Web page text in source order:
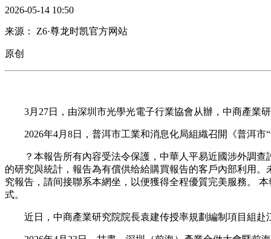
2026-05-14 10:50
来源： Z6·尊龙时凯官方网站
原创
3月27日，由深圳市光學光電子行業協會从辦，中商產業
2026年4月8日，普洱市工業和消息化局組織召開《普洱市
？本報告所有內容受法令保護，中華人平易近國涉外調查
的研究與統計，報告為有償供给給購買報告的客戶內部利用
究報告，請间接聯系本網坐，以便獲得全程優質完美服務。
式。
近日，中商產業研究院院長袁建传授率規劃編制項目組赴